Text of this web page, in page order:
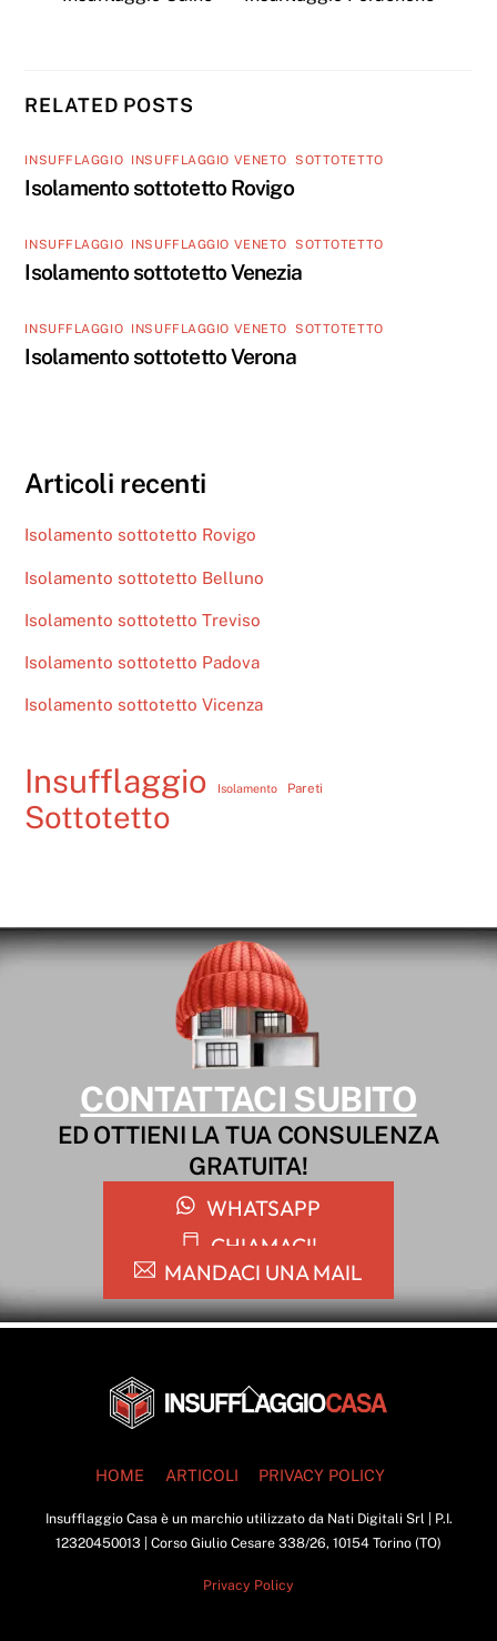
RELATED POSTS
INSUFFLAGGIO INSUFFLAGGIO VENETO ,SOTTOTETTO
Isolamento sottotetto Rovigo
INSUFFLAGGIO INSUFFLAGGIO VENETO ,SOTTOTETTO
Isolamento sottotetto Venezia
INSUFFLAGGIO INSUFFLAGGIO VENETO ,SOTTOTETTO
Isolamento sottotetto Verona
Articoli recenti
Isolamento sottotetto Rovigo
Isolamento sottotetto Belluno
Isolamento sottotetto Treviso
Isolamento sottotetto Padova
Isolamento sottotetto Vicenza
Insufflaggio Isolamento Pareti
Sottotetto
CONTATTACI SUBITO
ED OTTIENI LA TUA CONSULENZA
GRATUITA!
WHATSAPP
CHIAMACI!
MANDACI UNA MAIL
Back
To
HOME
ARTICOLI PRIVACY POLICY
Insufflaggio Casa è un marchio utilizzato da Nati Digitali Srl | P.I.
12320450013 | Corso Giulio Cesare 338/26, 10154 Torino (TO)
Privacy Policy